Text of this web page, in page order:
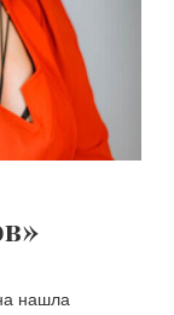
нашла